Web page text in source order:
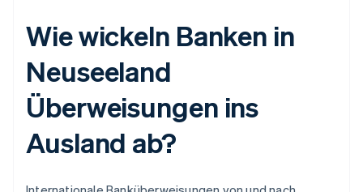
Wie wickeln Banken in
Neuseeland
Überweisungen ins
Ausland ab?